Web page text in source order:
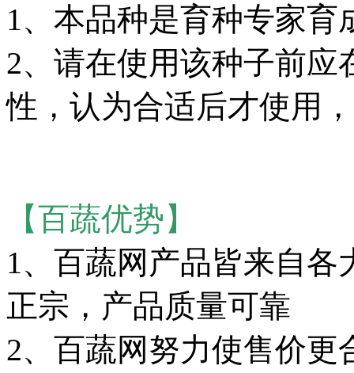
1、本品种是育种专家
2、请在使用该种子前
性，认为合适后才使用
【百蔬优势】
1、百蔬网产品皆来自
正宗，产品质量可靠
2、百蔬网努力使售价更